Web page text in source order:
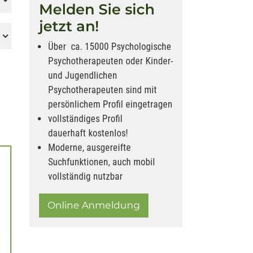
Melden Sie sich
jetzt an!
Über ca. 15000 Psychologische
Psychotherapeuten oder Kinder-
und Jugendlichen
Psychotherapeuten sind mit
persönlichem Profil eingetragen
vollständiges Profil
dauerhaft kostenlos!
Moderne, ausgereifte
Suchfunktionen, auch mobil
vollständig nutzbar
Online Anmeldung